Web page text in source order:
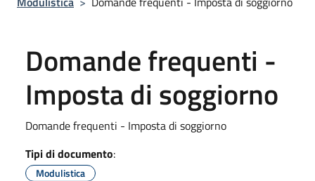
Domande frequenti -
Imposta di soggiorno
Domande frequenti - Imposta di soggiorno
Tipi di documento:
Modulistica